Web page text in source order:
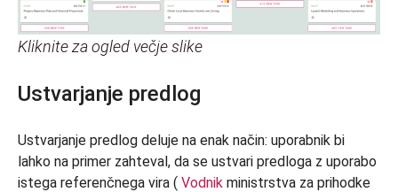
Kliknite za ogled večje slike
Ustvarjanje predlog
Ustvarjanje predlog deluje na enak način: uporabnik bi
lahko na primer zahteval, da se ustvari predloga z uporabo
istega referenčnega vira ( Vodnik ministrstva za prihodke